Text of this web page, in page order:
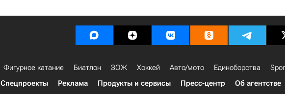
Фигурное катание Биатлон ЗОЖ Хоккей Авто/мото Единоборства
Спецпроекты
Реклама Продукты и сервисы Пресс-центр Об агентстве